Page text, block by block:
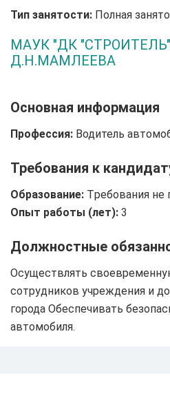
Тип занятости: Полная
МАУК "ДК
Д.Н.МАМЛЕЕВА
Основная информация
Профессия: Водитель
Требования к
Образование: Tребования не
Опыт работы (лет): 3
Должностные
Осуществлять
сотрудников учреждения и
города Обеспечивать
автомобиля.